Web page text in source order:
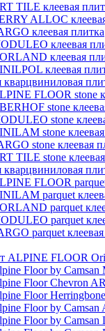
TILE клеевая
ALLOC
клеевая плитка
клеевая
клеевая
клеевая
кварцвиниловая
FLOOR stone
stone
stone
stone
stone клеевая
TILE stone
кварцвиниловая
FLOOR
parquet
parquet
parquet
parquet
ALPINE FLOOR
Floor by
Floor Chevron
Floor
Floor by Camsan
Floor by Camsan